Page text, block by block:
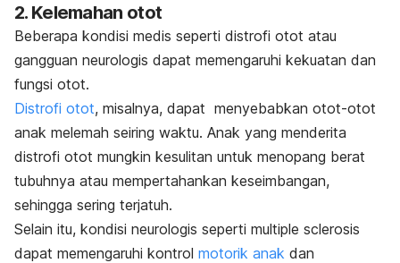
2. Kelemahan otot
Beberapa kondisi medis seperti distrofi otot atau
gangguan neurologis dapat memengaruhi kekuatan dan
fungsi otot.
Distrofi otot, misalnya, dapat menyebabkan otot-otot
anak melemah seiring waktu. Anak yang menderita
distrofi otot mungkin kesulitan untuk menopang berat
tubuhnya atau mempertahankan keseimbangan,
sehingga sering terjatuh.
Selain itu, kondisi neurologis seperti multiple sclerosis
dapat memengaruhi kontrol motorik anak dan